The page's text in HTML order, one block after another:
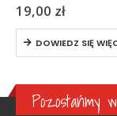
19,00 zł
DOWIEDZ SIĘ
Pozostańmy